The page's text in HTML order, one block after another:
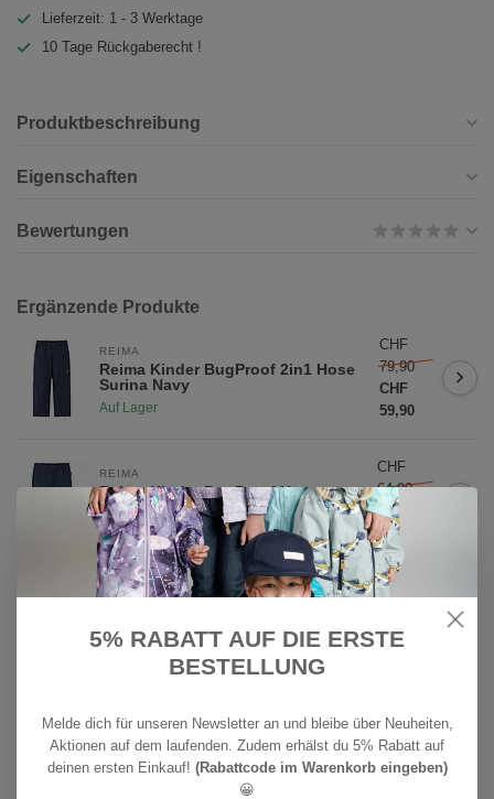
Lieferzeit: 1 - 3 Werktage
10 Tage Rückgaberecht !
Produktbeschreibung
Eigenschaften
Bewertungen
Ergänzende Produkte
REIMA
Reima Kinder BugProof 2in1 Hose
Surina Navy
Auf Lager
CHF
79,90
CHF
59,90
REIMA
Reima Kinder BugProof Hose
Punkiton Navy
Nicht auf Lager
CHF
64,90
CHF
49,90
REIMA
Surina Stone Green
Auf Lager
CHF
CHF
REIMA
Reima Kinder BugProof 2in1 Hose
Surina Earthy Beig
Auf Lager
79,90
CHF
59,90
5% RABATT AUF DIE ERSTE
BESTELLUNG
Melde dich für unseren Newsletter an und bleibe über Neuheiten,
Aktionen auf dem laufenden. Zudem erhälst du 5% Rabatt auf
deinen ersten Einkauf! (Rabattcode im Warenkorb eingeben)
😀